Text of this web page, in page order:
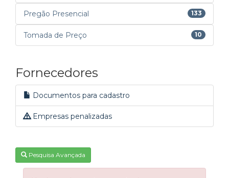
Pregão Presencial 133
Tomada de Preço 10
Fornecedores
Documentos para cadastro
Empresas penalizadas
Pesquisa Avançada